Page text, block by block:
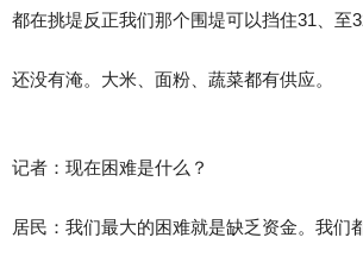
都在挑堤反正我们那个围堤可以挡住31、至
还没有淹。大米、面粉、蔬菜都有供应。
记者：现在困难是什么？
居民：我们最大的困难就是缺乏资金。我们